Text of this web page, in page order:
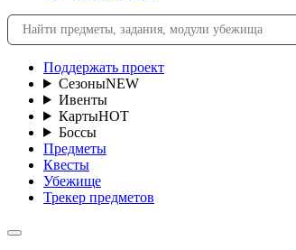
Поддержать проект
СезоныNEW
Ивенты
КартыHOT
Боссы
Предметы
Квесты
Убежище
Трекер предметов